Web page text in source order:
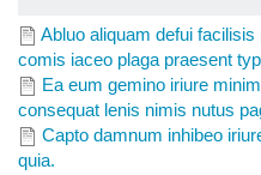
Abluo aliquam defui
comis iaceo plaga praesent
Ea eum gemino iriure
consequat lenis nimis nutus
Capto damnum inhibeo
quia.